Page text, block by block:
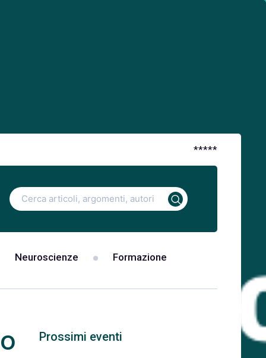
*****
Ricerca
per:
Neuroscienze Formazione
Prossimi eventi